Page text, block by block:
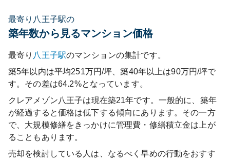
最寄り八王子駅の
築年数から見るマンション価格
最寄り 八王子駅のマンションの集計です。
築5年以内は平均251万円/坪、築40年以上は90万円/坪で
す。その差は64.2%となっています。
クレアメゾン八王子は現在築21年です。一般的に、築年
が経過すると価格は低下する傾向にあります。その一方
で、大規模修繕をきっかけに管理費・修繕積立金は上が
ることもあります。
売却を検討している人は、なるべく早めの行動をおすす